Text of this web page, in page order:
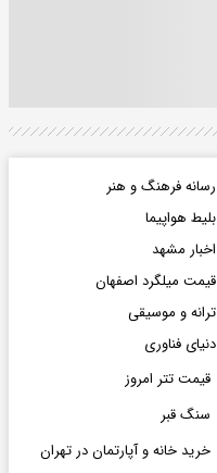
رسانه فرهنگ و هنر
بلیط هواپیما
اخبار مشهد
قیمت میلگرد اصفهان
ترانه و موسیقی
دنیای فناوری
قیمت تتر امروز
سنگ قبر
خرید خانه و آپارتمان در تهران